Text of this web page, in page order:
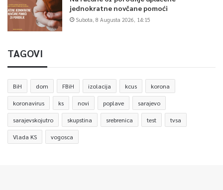
jednokratne novčane pomoći
Subota, 8 Augusta 2026, 14:15
TAGOVI
BiH dom FBiH izolacija kcus korona
koronavirus ks novi poplave sarajevo
sarajevskojutro skupstina srebrenica test tvsa
Vlada KS vogosca